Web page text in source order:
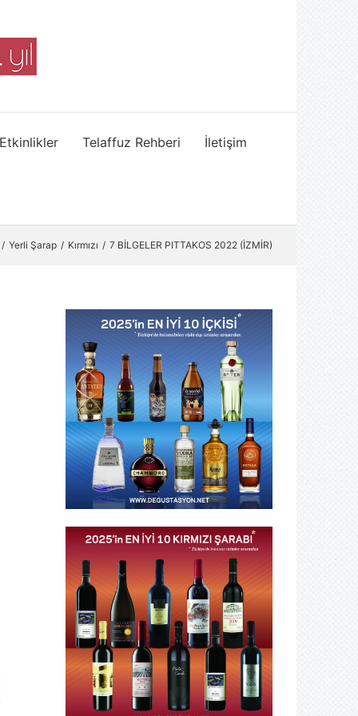
Telaffuz Rehberi İletişim
Yerli Şarap Kırmızı 7 BİLGELER PITTAKOS 2022 (İZMİR)